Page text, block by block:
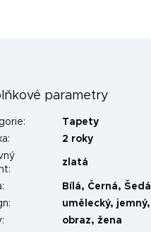
parametry
:
Tapety
:
2 roky
:
zlatá
: Bílá, Černá,Šedá
: umělecký, jemný,
: obraz, žena